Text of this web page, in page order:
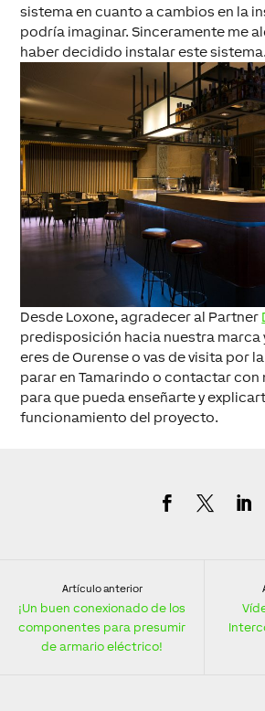
sistema en cuanto a cambios en la
podría imaginar. Sinceramente me
haber decidido instalar este
Desde Loxone, agradecer al Partner
predisposición hacia nuestra marca
eres de Ourense o vas de visita por
parar en Tamarindo o contactar
para que pueda enseñarte y
funcionamiento del proyecto.
Artículo anterior
¡Un buen conexionado de los
componentes para presumir
de armario eléctrico!